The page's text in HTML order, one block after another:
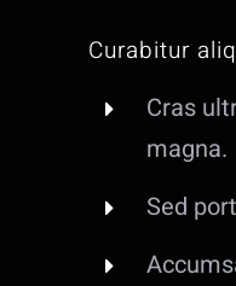
Curabitur
Cras
magna.
Sed